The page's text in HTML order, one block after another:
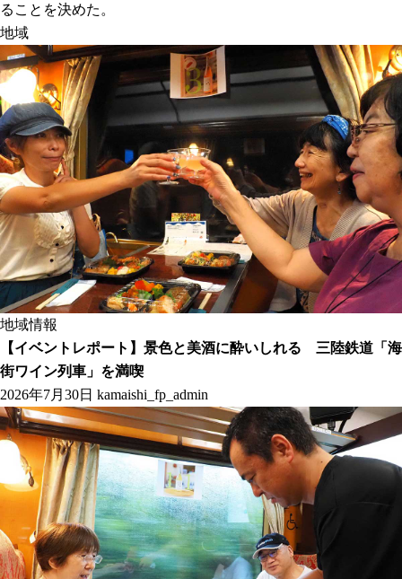
ることを決めた。
地域
地域情報
【イベントレポート】景色と美酒に酔いしれる 三陸鉄道「海
街ワイン列車」を満喫
2026年7月30日 kamaishi_fp_admin